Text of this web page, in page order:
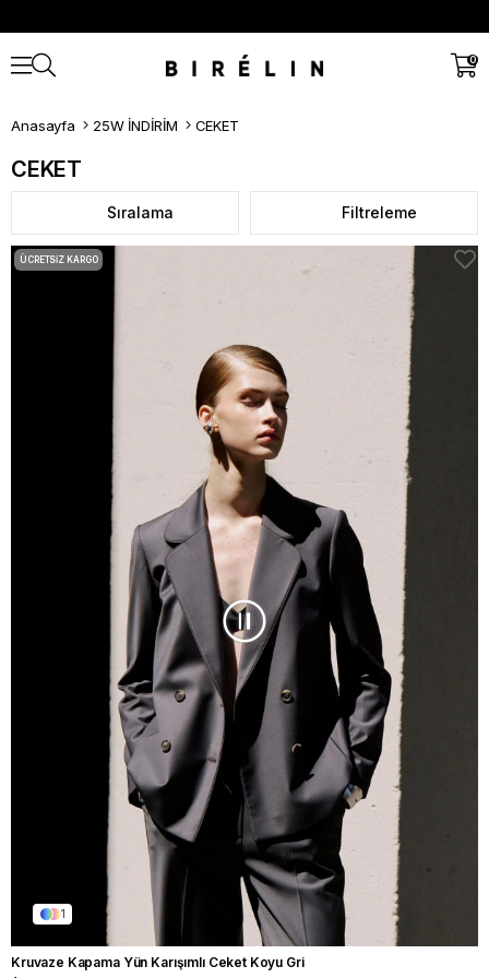
0
Anasayfa 25W İNDİRİM CEKET
CEKET
Filtreleme
Sıralama
1
Kruvaze Kapama Yün Karışımlı Ceket Koyu Gri
ÜCRETSIZ KARGO